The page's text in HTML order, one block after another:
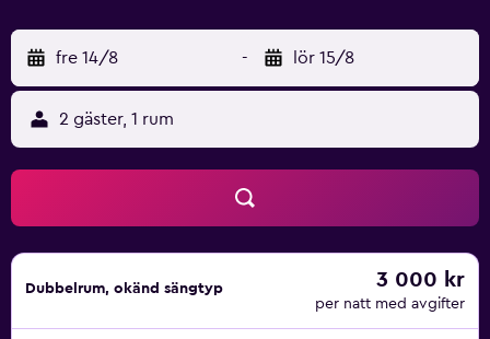
fre 14/8 - lör 15/8
2 gäster, 1 rum
Dubbelrum, okänd sängtyp 3 000 kr
per natt med avgifter